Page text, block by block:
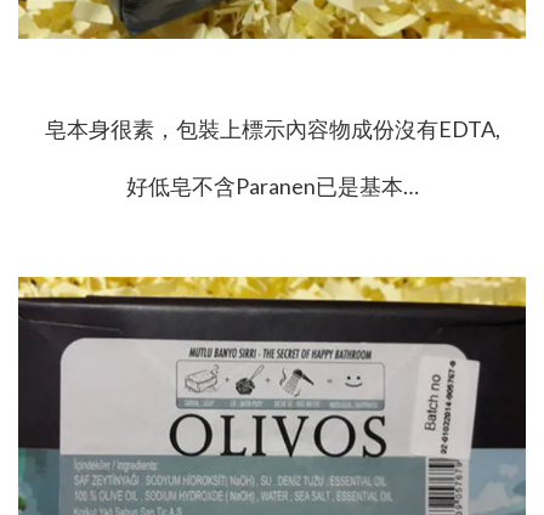
皂本身很素，包裝上標示內容物成份沒有EDTA,
好低皂不含Paranen已是基本…